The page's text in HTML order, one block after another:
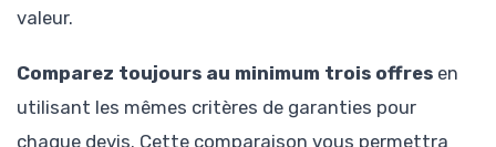
valeur.
Comparez toujours au minimum trois offres en
utilisant les mêmes critères de garanties pour
chaque devis. Cette comparaison vous permettra